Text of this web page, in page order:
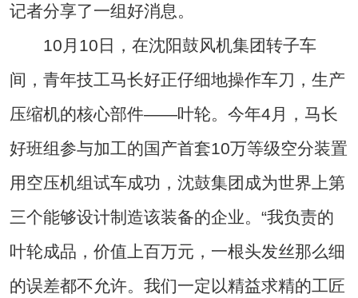
记者分享了一组好消息。
10月10日，在沈阳鼓风机集团转子车
间，青年技工马长好正仔细地操作车刀，生产
压缩机的核心部件——叶轮。今年4月，马长
好班组参与加工的国产首套10万等级空分装置
用空压机组试车成功，沈鼓集团成为世界上第
三个能够设计制造该装备的企业。“我负责的
叶轮成品，价值上百万元，一根头发丝那么细
的误差都不允许。我们一定以精益求精的工匠